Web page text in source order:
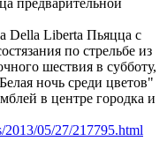
Della Liberta Пьяцца с
по стрельбе из
шествия в субботу,
ночь среди цветов"
в центре городка и
05/27/217795.html